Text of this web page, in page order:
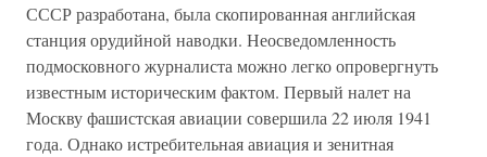
СССР разработана, была скопированная английская
станция орудийной наводки. Неосведомленность
подмосковного журналиста можно легко опровергнуть
известным историческим фактом. Первый налет на
Москву фашистская авиации совершила 22 июля 1941
года. Однако истребительная авиация и зенитная